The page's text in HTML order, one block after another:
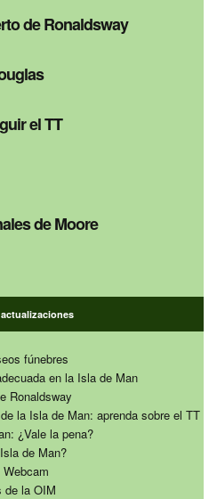
de Ronaldsway
el TT
de Moore
fúnebres
en la Isla de Man
Ronaldsway
la Isla de Man: aprenda sobre el TT
¿Vale la pena?
de Man?
de la OIM